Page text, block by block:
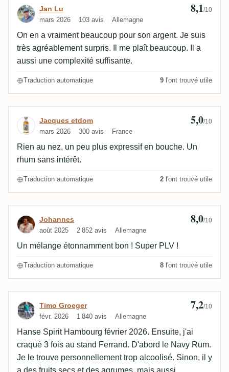
Avis de Jan Lu
Jan Lu
mars 2026 103 avis Allemagne
8,1/10
On en a vraiment beaucoup pour son argent. Je suis
très agréablement surpris. Il me plaît beaucoup. Il a
aussi une complexité suffisante.
Traduction automatique 9 l'ont trouvé utile
Avis de Jacques etdom
Jacques etdom
mars 2026 300 avis France
5,0/10
Rien au nez, un peu plus expressif en bouche. Un
rhum sans intérêt.
Traduction automatique 2 l'ont trouvé utile
Avis de Johannes
Johannes
août 2025 2 852 avis Allemagne
8,0/10
Un mélange étonnamment bon ! Super PLV !
Traduction automatique 8 l'ont trouvé utile
Avis de Timo Groeger
Timo Groeger
févr. 2026 1 840 avis Allemagne
7,2/10
Hanse Spirit Hambourg février 2026. Ensuite, j'ai
craqué 3 fois au stand Ferrand. D'abord le Navy Rum.
Je le trouve personnellement trop alcoolisé. Sinon, il y